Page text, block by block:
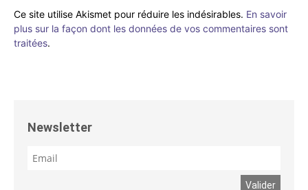
Ce site utilise Akismet pour réduire les indésirables. En savoir
plus sur la façon dont les données de vos commentaires sont
traitées.
Newsletter